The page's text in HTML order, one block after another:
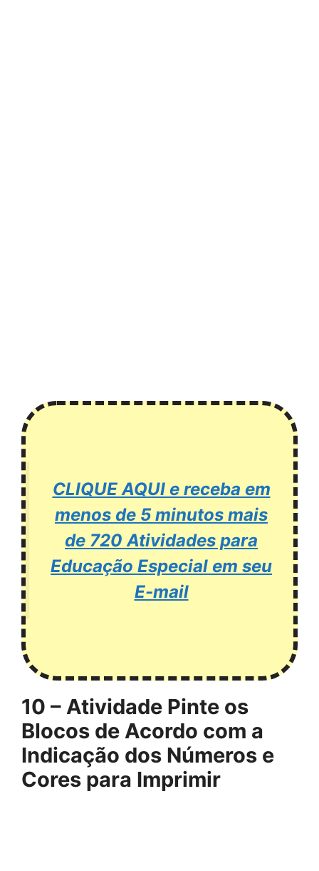
CLIQUE AQUI e receba em
menos de 5 minutos mais
de 720 Atividades para
Educação Especial em seu
E-mail
10 – Atividade Pinte os
Blocos de Acordo com a
Indicação dos Números e
Cores para Imprimir